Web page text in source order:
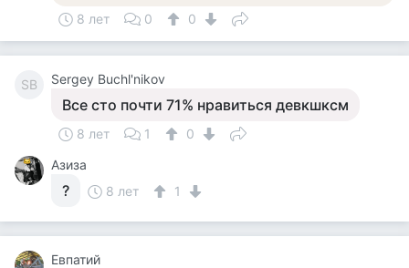
8 лет 0 0
SB Sergey Buchl'nikov
Все сто почти 71% нравиться девкшксм
8 лет 1
0
Азиза
? 8 лет 1
Евпатий